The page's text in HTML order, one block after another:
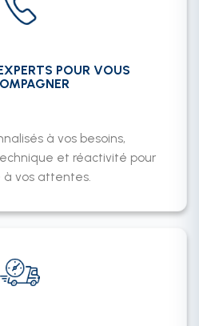
POUR VOUS
à vos besoins,
et réactivité pour
à vos attentes.